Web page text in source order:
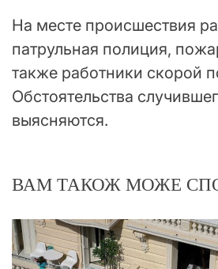
На месте происшествия
патрульная полиция,
также работники скорой
Обстоятельства
выясняются.
ВАМ ТАКОЖ МОЖЕ